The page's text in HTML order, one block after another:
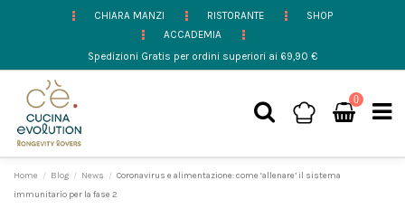
CHIARA MANZI RISTORANTE
SHOP
ACCADEMIA
Spedizioni Gratis per ordini superiori ai 69,90 €
0
Home Blog News
Coronavirus e alimentazione: come ‘allenare’ il sistema
immunitario per la fase 2